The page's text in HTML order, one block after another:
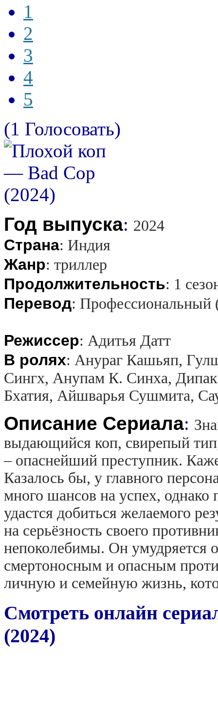
1
2
3
4
5
(1 Голосовать)
Год выпуска: 2024
Страна: Индия
Жанр: триллер
Продолжительность: 1
Перевод: Профессиональный
Режиссер: Адитья Датт
В ролях: Анураг Кашьяп,
Сингх, Анупам К. Синха,
Бхатия, Айшварья Сушмита,
Описание Сериала:
выдающийся коп, свирепый
– опаснейший преступник.
Казалось бы, у главного
много шансов на успех, однако
удастся добиться желаемого
на серьёзность своего
непоколебимы. Он умудряется
смертоносным и опасным
личную и семейную жизнь,
Смотреть онлайн
(2024)